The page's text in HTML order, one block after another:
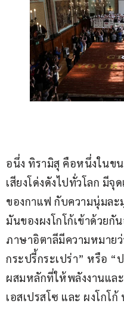
อนึ่ง ทิรามิสุ คือหนึ่งในข
เสียงโด่งดังไปทั่วโลก มี
ของกาแฟ กับความนุ่มล
มันของผงโกโก้เข้าด้วยกั
ภาษาอิตาลีมีความหมาย
กระปรี้กระเปร่า” หรือ
ผสมหลักที่ให้พลังงานแล
เอสเปรสโซ และ ผงโกโก้